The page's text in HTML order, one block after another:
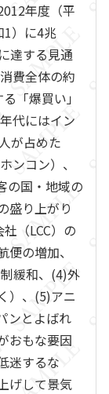
年度（平
1）に4兆
達する見通
費全体の約
「爆買い」
代にはイン
が占めた
ンコン）、
の国・地域の
盛り上がり
（LCC）の
の増加、
緩和、(4)外
）、(5)アニ
ンとよばれ
おもな要因
迷するな
げして景気